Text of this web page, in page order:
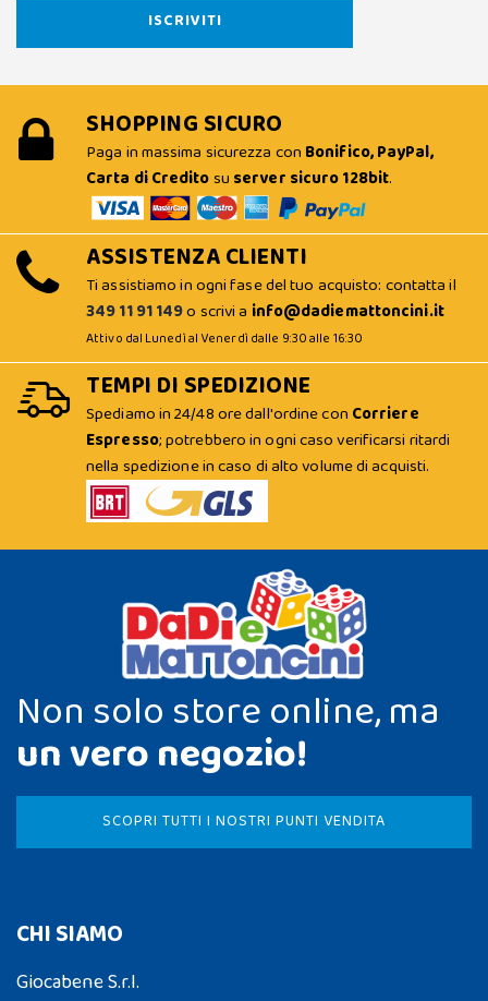
SHOPPING SICURO
Paga in massima sicurezza con Bonifico, PayPal,
Carta di Creditosu server sicuro 128bit.
ASSISTENZA CLIENTI
Ti assistiamo in ogni fase del tuo acquisto: contatta il
349 11 91 149o scrivi a info@dadiemattoncini.it
Attivo dal Lunedì al Venerdì dalle 9:30 alle 16:30
TEMPI DI SPEDIZIONE
Spediamo in 24/48 ore dall'ordine con Corriere
Espresso; potrebbero in ogni caso verificarsi ritardi
nella spedizione in caso di alto volume di acquisti.
Non solo store online, ma
un vero negozio!
SCOPRI TUTTI I NOSTRI PUNTI VENDITA
CHI SIAMO
Giocabene S.r.l.